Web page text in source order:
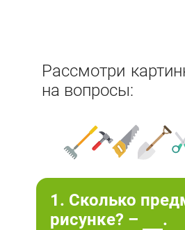
Рассмотри
на вопросы:
1. Сколько
рисунке? –
.